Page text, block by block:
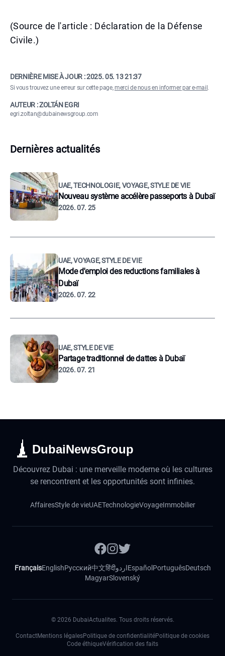
(Source de l'article : Déclaration de la Défense
Civile.)
DERNIÈRE MISE À JOUR :2025. 05. 13 21:37
Si vous trouvez une erreur sur cette page,merci de nous en informer par e-mail .
AUTEUR : ZOLTÁN EGRI
egri.zoltan@dubainewsgroup.com
Dernières actualités
UAE, TECHNOLOGIE, VOYAGE, STYLE DE VIE
Nouveau système accélère passeports à Dubaï
2026. 07. 25
UAE, VOYAGE, STYLE DE VIE
Mode d'emploi des reductions familiales à
Dubaï
2026. 07. 22
UAE, STYLE DE VIE
Partage traditionnel de dattes à Dubaï
2026. 07. 21
DubaiNewsGroup
Découvrez Dubai : une merveille moderne où les cultures
se rencontrent et les opportunités sont infinies.
AffairesStyle de vieUAETechnologieVoyageImmobilier
FrançaisEnglishРусский中文हिंदीاردوEspañol PortuguêsDeutsch
MagyarSlovenský
© 2026 DubaiActualites. Tous droits réservés.
ContactMentions légalesPolitique de confidentialitéPolitique de cookies
Code éthiqueVérification des faits